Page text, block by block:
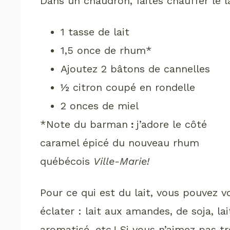
1 tasse de lait
1,5 once de rhum*
Ajoutez 2 bâtons de cannelles
½ citron coupé en rondelle
2 onces de miel
*Note du barman : j’adore le côté
caramel épicé du nouveau rhum
québécois Ville-Marie!
Pour ce qui est du lait, vous pouvez
éclater : lait aux amandes, de soja,